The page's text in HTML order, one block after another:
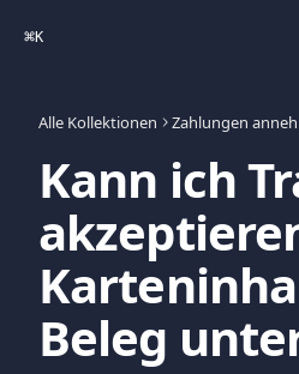
⌘K
Alle Kollektionen Zahlungen
Kann ich
Beleg